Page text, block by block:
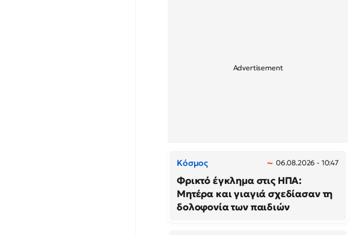
Κόσμος 06.08.2026 - 10:47
Φρικτό έγκλημα στις ΗΠΑ:
Μητέρα και γιαγιά σχεδίασαν τη
δολοφονία των παιδιών